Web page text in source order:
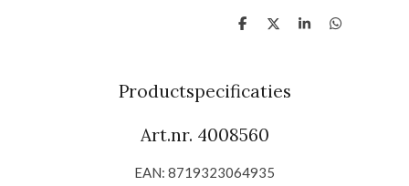
D
D
S
D
Productspecificaties
Art.nr. 4008560
EAN: 8719323064935